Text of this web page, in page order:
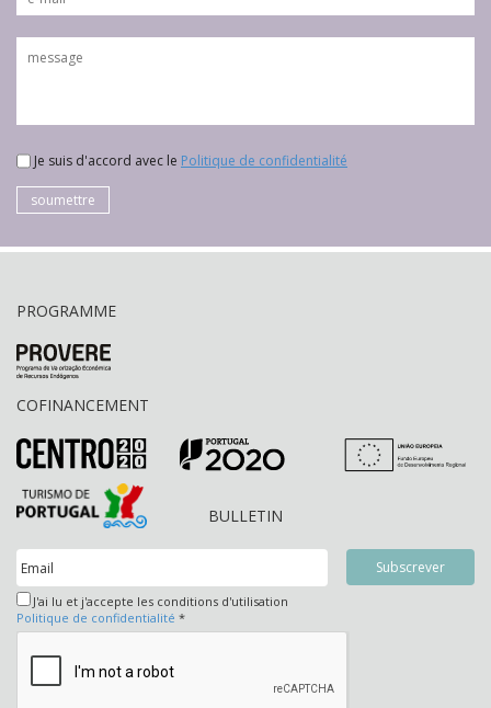
Je suis d'accord avec le Politique de confidentialité
soumettre
PROGRAMME
COFINANCEMENT
BULLETIN
J'ai lu et j'accepte les conditions d'utilisation
Politique de confidentialité *